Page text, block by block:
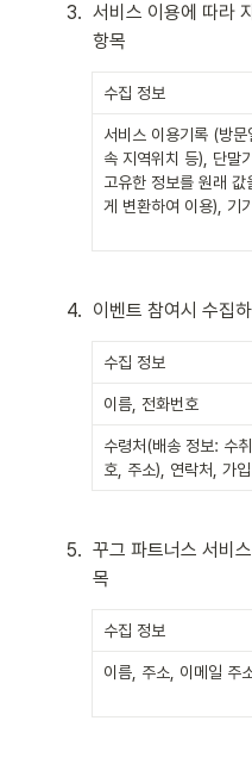
3. 서비스 이용에 따라
항목
수집 정보
서비스 이용기록 (방
속 지역위치 등), 단말
고유한 정보를 원래
게 변환하여 이용), 기
4. 이벤트 참여시 수집
수집 정보
이름, 전화번호
수령처(배송 정보: 수
호, 주소), 연락처, 가
5. 꾸그 파트너스 서비
목
수집 정보
이름, 주소, 이메일 주